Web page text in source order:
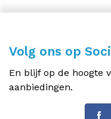
Volg ons op
En blijf op de hoogte
aanbiedingen.